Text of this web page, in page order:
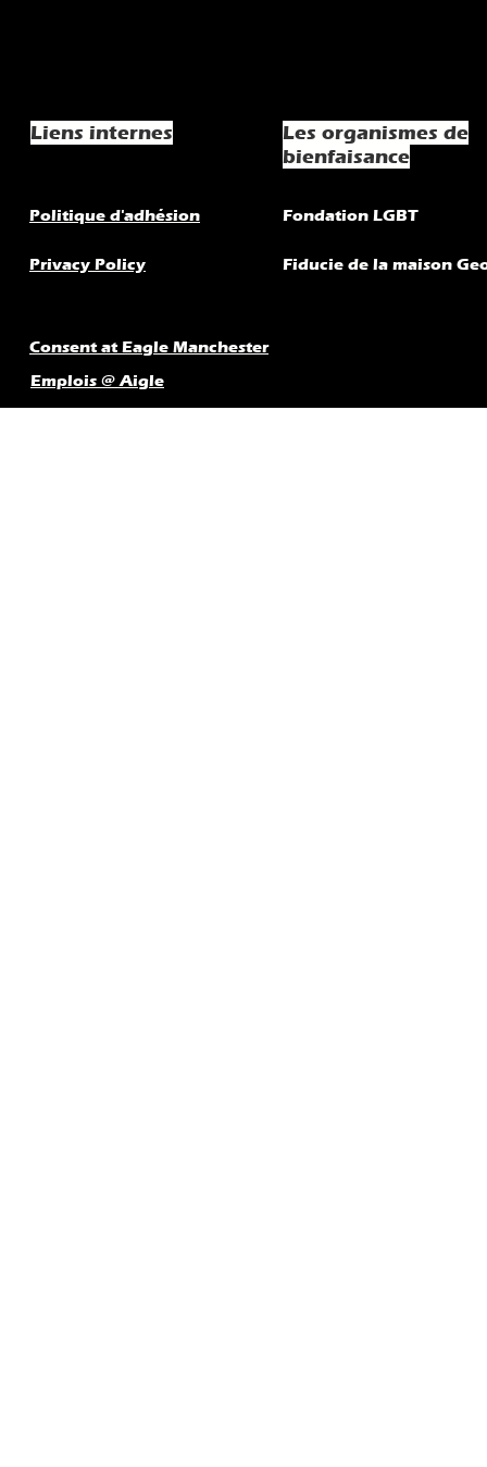
Liens internes
Les organismes de
bienfaisance
Politique d'adhésion Fondation LGBT
Privacy Policy Fiducie de la maison
Consent at Eagle Manchester
Emplois @ Aigle